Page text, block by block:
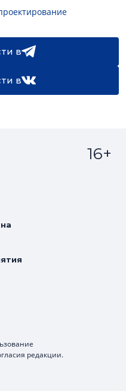
в
в
16+
редакции.